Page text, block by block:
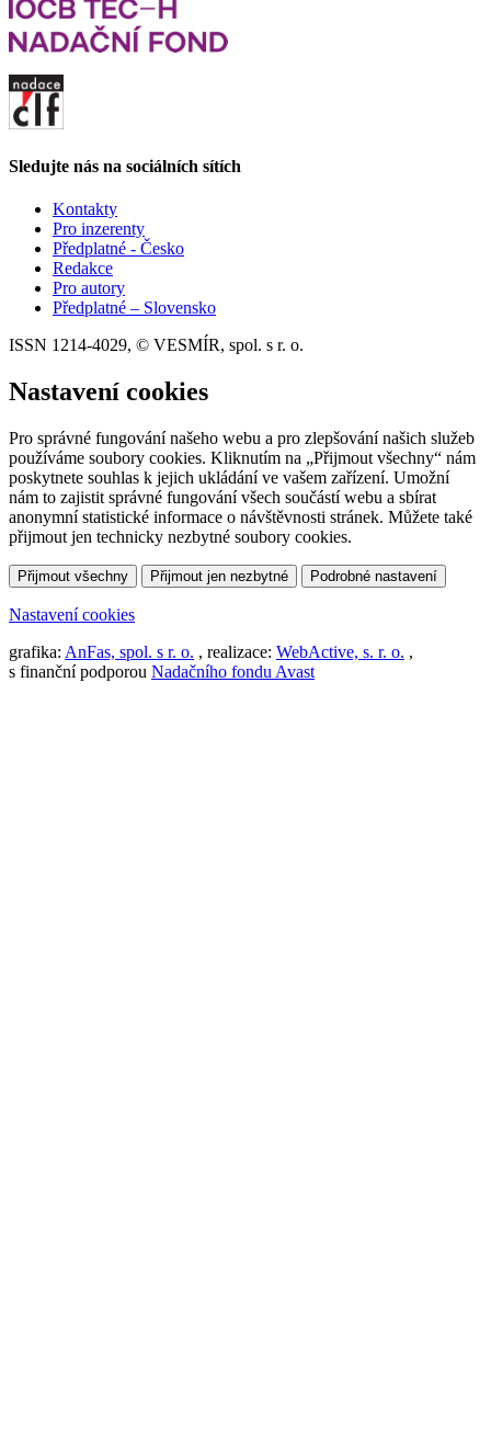
Sledujte nás na sociálních sítích
Kontakty
Pro inzerenty
Předplatné - Česko
Redakce
Pro autory
Předplatné – Slovensko
ISSN 1214-4029, © VESMÍR, spol. s r. o.
Nastavení cookies
Pro správné fungování našeho webu a pro zlepšování našich služeb
používáme soubory cookies. Kliknutím na „Přijmout všechny“ nám
poskytnete souhlas k jejich ukládání ve vašem zařízení. Umožní
nám to zajistit správné fungování všech součástí webu a sbírat
anonymní statistické informace o návštěvnosti stránek. Můžete také
přijmout jen technicky nezbytné soubory cookies.
Přijmout všechny Přijmout jen nezbytné Podrobné nastavení
Nastavení cookies
grafika: AnFas, spol. s r. o. , realizace: WebActive, s. r. o. ,
s finanční podporou Nadačního fondu Avast